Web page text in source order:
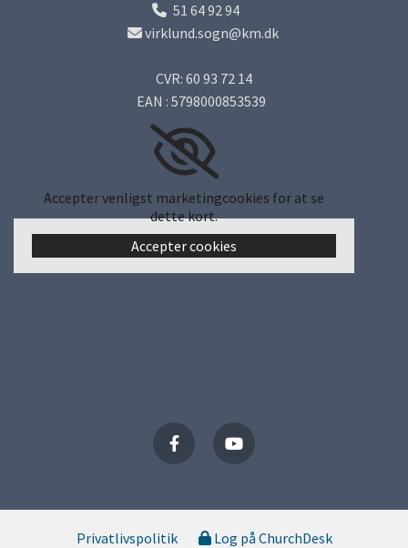
 51 64 92 94
virklund.sogn@km.dk
CVR: 60 93 72 14
EAN : 5798000853539
Accepter venligst marketingcookies for at se
dette kort.
Accepter cookies
Privatlivspolitik Log på ChurchDesk